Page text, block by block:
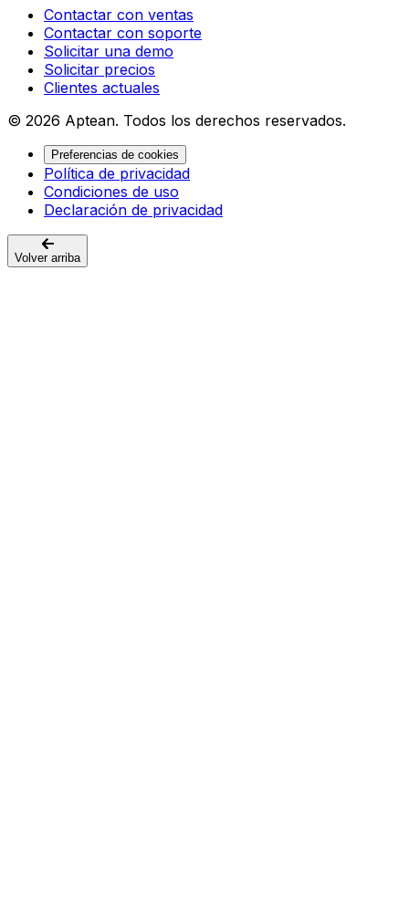
Contactar con ventas
Contactar con soporte
Solicitar una demo
Solicitar precios
Clientes actuales
© 2026 Aptean. Todos los derechos reservados.
Preferencias de cookies
Política de privacidad
Condiciones de uso
Declaración de privacidad
Volver arriba